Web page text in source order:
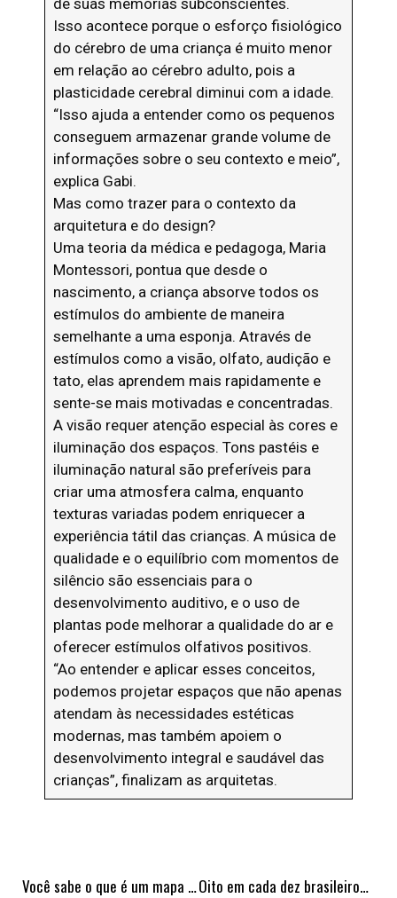
de suas memórias subconscientes.
Isso acontece porque o esforço fisiológico
do cérebro de uma criança é muito menor
em relação ao cérebro adulto, pois a
plasticidade cerebral diminui com a idade.
“Isso ajuda a entender como os pequenos
conseguem armazenar grande volume de
informações sobre o seu contexto e meio”,
explica Gabi.
Mas como trazer para o contexto da
arquitetura e do design?
Uma teoria da médica e pedagoga, Maria
Montessori, pontua que desde o
nascimento, a criança absorve todos os
estímulos do ambiente de maneira
semelhante a uma esponja. Através de
estímulos como a visão, olfato, audição e
tato, elas aprendem mais rapidamente e
sente-se mais motivadas e concentradas.
A visão requer atenção especial às cores e
iluminação dos espaços. Tons pastéis e
iluminação natural são preferíveis para
criar uma atmosfera calma, enquanto
texturas variadas podem enriquecer a
experiência tátil das crianças. A música de
qualidade e o equilíbrio com momentos de
silêncio são essenciais para o
desenvolvimento auditivo, e o uso de
plantas pode melhorar a qualidade do ar e
oferecer estímulos olfativos positivos.
“Ao entender e aplicar esses conceitos,
podemos projetar espaços que não apenas
atendam às necessidades estéticas
modernas, mas também apoiem o
desenvolvimento integral e saudável das
crianças”, finalizam as arquitetas.
Você sabe o que é um mapa mental? Oito em cada dez brasileiros endividados: Como o planejamento financeiro pode fazer a diferença?